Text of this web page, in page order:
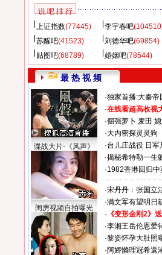
说 吧 排 行
上证指数(77445) 李宇春吧
苏醒吧(41523) 刘德华吧(69854)
贴图吧(68789) 婚姻吧(78544)
最 热 视 频
谍战大片-《风声》
闺房视频自拍曝光
·独家首播:大秦帝
·在线看超高收视
·倔强萝卜 麦田
·大内密探灵灵狗
·台儿庄战役 日
·揭秘希特勒一生
·1982香港回归
·宋丹丹：张国立
·满文军有望明日
· 《变形金刚2》
·李湘王岳伦恩爱
·黎姿怀孕大肚照
·阿娇懒理冠希返